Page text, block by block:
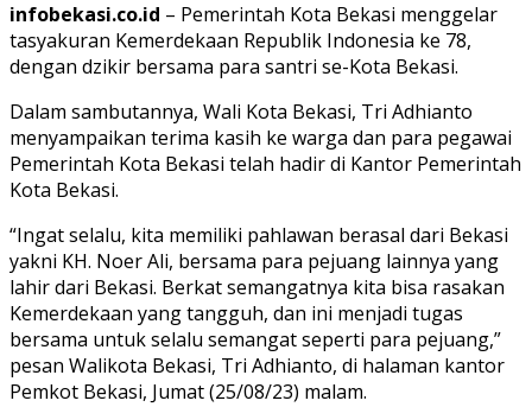
infobekasi.co.id – Pemerintah Kota Bekasi menggelar
tasyakuran Kemerdekaan Republik Indonesia ke 78,
dengan dzikir bersama para santri se-Kota Bekasi.
Dalam sambutannya, Wali Kota Bekasi, Tri Adhianto
menyampaikan terima kasih ke warga dan para pegawai
Pemerintah Kota Bekasi telah hadir di Kantor Pemerintah
Kota Bekasi.
“Ingat selalu, kita memiliki pahlawan berasal dari Bekasi
yakni KH. Noer Ali, bersama para pejuang lainnya yang
lahir dari Bekasi. Berkat semangatnya kita bisa rasakan
Kemerdekaan yang tangguh, dan ini menjadi tugas
bersama untuk selalu semangat seperti para pejuang,”
pesan Walikota Bekasi, Tri Adhianto, di halaman kantor
Pemkot Bekasi, Jumat (25/08/23) malam.